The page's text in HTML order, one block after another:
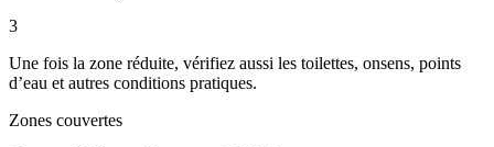
3
Une fois la zone réduite, vérifiez aussi les toilettes, onsens, points
d’eau et autres conditions pratiques.
Zones couvertes